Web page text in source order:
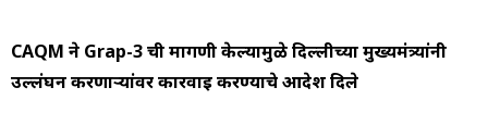
CAQM ने Grap-3 ची मागणी केल्यामुळे दिल्लीच्या मुख्यमंत्र्यांनी
उल्लंघन करणाऱ्यांवर कारवाई करण्याचे आदेश दिले